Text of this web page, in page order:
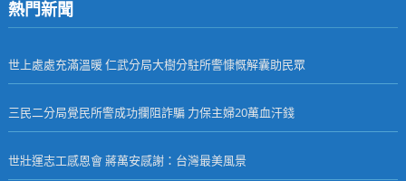
熱門新聞
世上處處充滿溫暖 仁武分局大樹分駐所警慷慨解囊助民眾
三民二分局覺民所警成功攔阻詐騙 力保主婦20萬血汗錢
世壯運志工感恩會 蔣萬安感謝：台灣最美風景